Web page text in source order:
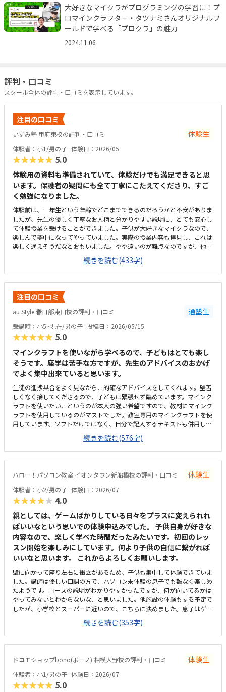
大好きなマイクラがプログラミングの学習に！プ
ロマインクラフター・タツナミさんオリジナルワ
ールドで学べる「プロクラ」の魅力
2024.11.06
評判・口コミ
スクール全体の評判・口コミを表示しています。
注目の口コミ
いずみ塾 甲府東校の評判・口コミ 体験生
体験者：小1/男の子 体験日：2026/05
★★★★★ 5.0
体験用の資料も準備されていて、体験だけでも満足できると思
います。保護者の疑問にも全て丁寧にこたえてくださり、すご
く勉強になりました。
体験前は、一年生という年齢でどこまでできるのだろうかと不安がありま
したが、先生の優しく丁寧なお人柄と分かりやすい説明に、とても安心し
て体験授業を受けることができました。子供が大好きなマイクラなので、
楽しんで夢中になってやっていました。実際の授業内容も拝見し、これは
楽しく通えそうだなとおもいました。やや遠いのが難点なのですが、他の
生徒さんも遠くから通われてる方が多いようで、通いにくさがあっても通
わせたい教室の良さがあるのだろうなと感じました。教室は広くて、綺麗
でした。自習環境も整っていて、仕切られてもいるけれど、目が届くよう
な開放的な作りでもあり、考えられた環境だなと感じました。他のプログ
ラミング教室は月2回のところが多かったので、月謝としてみるとやや高
いようにも見受けられましたが、先生がつきっきりで教えてくださるの
で、内容から考えると安いのではと思いました。達成感を感じられるよう
いました。
続きを読む(433字)
注目の口コミ
au Style 春日部東口校の評判・口コミ 通塾生
受講時：小5~現在/男の子 投稿日：2026/05/15
★★★★★ 5.0
マインクラフトを使いながら学べるので、子どもはとても楽し
そうです。座学は苦手な方ですが、先生のアドバイスのおかげ
でよく集中出来ていると思います。
生徒の進捗具合をよく見ながら、的確なアドバイスをしてくれます。堅苦
しくなく接してくださるので、子どもは緊張せず臨めています。マインク
ラフトを使いたい、というのが本人の強い希望ですので、教材にマインク
ラフトを使用しているのがマストでした。教室専用のマインクラフトを使
用しています。ソフトだけではなく、自分で記入するテキストも併用して
おり、参加度を高めているように感じられます。授業内容は、パソコン教
室でよくある放ったらかしではなく、マンツーマンでお互いに確認しなが
ら進めているのでとても生徒に寄り添っていると思います。自宅から自転
車でも車でも行ける距離で、駅の近くなので明るく、安心な場所にありま
す。車でも提携駐車場があるので、悪天候の時でも心配なさそうです。au
ショップの片隅を使用していますが、明るく窓際なので閉塞感はなく、静
かすぎでもないので、緊張せずに集中できています。マインクラフトのソ
フトやパソコンのメンテナンスも含めて考えると、安くはないものの高く
はないと思います。開講したばかりなのでまだ生徒が埋まっておらず、時
間割の融通が利くのが助かります。先生は2人在籍されていますが、お二
人とも若く、子どもは親しみやすいようです。夏休みの自由研究に使える
か尋ねたところ、具体的な例を教えてくださりとても参考になりました。
いまのところ見当たりません。
続きを読む(576字)
ハロー！パソコン教室 イオンタウン新船橋校の評判・口コミ 体験生
体験者：小2/男の子 体験日：2026/07
★★★★★ 4.0
親としては、ゲームばかりしている日々をプラスに変えられれ
ばいいなという思いでの体験申込みでした。 子供自身が好きな
内容なので、楽しく学べた時間だったみたいです。初回のレッ
スン開始を楽しみにしています。何より子供の自信に繋がれば
いいなと思います。 これからよろしくお願いします。
壁に向かって座り左右に衝立があるため、子供も集中して体験できていま
した。講師は優しい口調の方で、パソコン未体験の息子でも難なく楽しめ
たようです。コースの説明がわかりやすかったですが、何が向いてるかは
やってみないとわからないな、と思いました。他施設の体験もする予定で
したが、小学校とスーパーに近いので、こちらに決めました。息子はゲー
ミングチェアに初めて座れて嬉しかったようです。開放的というよりは、
落ち着いて楽しめるところが、息子には合っていそうです。少し高いなと
いう印象ですが、自宅のパソコンからも利用できるとの事なので、やる気
次第では納得できそうだなと思いました。日頃はSwitchで、マイクラやぽ
こあポケモンで建築を楽しんでいます。担当の方と相談して今回のコース
が向いてるんじゃないかと勧められました。
続きを読む(353字)
ドコモショップbono(ボーノ) 相模大野校の評判・口コミ 体験生
体験者：小1/男の子 体験日：2026/07
★★★★★ 5.0